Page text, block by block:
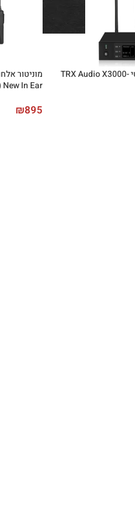
מוניטור אלחוטי TRX Audio X3000-
New In Ear (תוספת למערכת)
₪895